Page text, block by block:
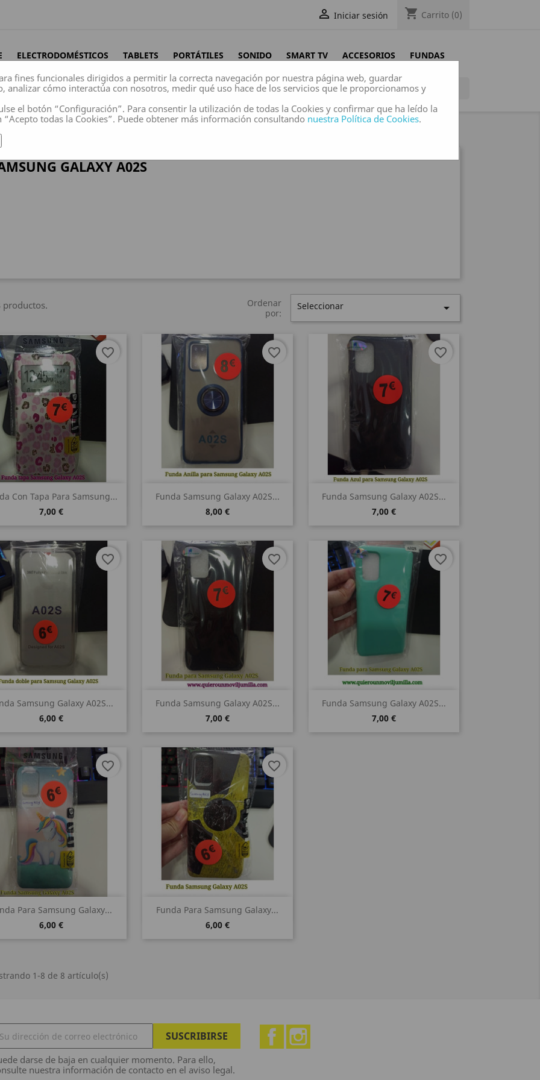
 Iniciar sesión shopping_cart Carrito (0)
ELECTRODOMÉSTICOS TABLETS PORTÁTILES SONIDO SMART TV ACCESORIOS FUNDAS
GALAXY A02S
productos.
Ordenar
por:
Seleccionar 
Con Tapa Para Samsung...
7,00 €
 Vista rápida
favorite_border
Funda Samsung Galaxy A02S...
8,00 €
Vista rápida
favorite_border
Funda Samsung Galaxy A02S...
7,00 €
Vista rápida
favorite_border
Samsung Galaxy A02S...
6,00 €
Vista rápida
favorite_border
Funda Samsung Galaxy A02S...
7,00 €
Vista rápida
favorite_border
Funda Samsung Galaxy A02S...
7,00 €
Vista rápida
favorite_border
Para Samsung Galaxy...
6,00 €
Vista rápida
favorite_border
Funda Para Samsung Galaxy...
6,00 €
Vista rápida
favorite_border
1-8 de 8 artículo(s)
darse de baja en cualquier momento. Para ello,
nuestra información de contacto en el aviso legal.
Facebook
fines funcionales dirigidos a permitir la correcta navegación por nuestra página web, guardar
analizar cómo interactúa con nosotros, medir qué uso hace de los servicios que le proporcionamos y
el botón “Configuración”. Para consentir la utilización de todas la Cookies y confirmar que ha leído la
todas la Cookies”. Puede obtener más información consultando nuestra Política de Cookies.